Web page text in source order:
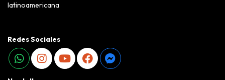
latinoamericana
Redes Sociales